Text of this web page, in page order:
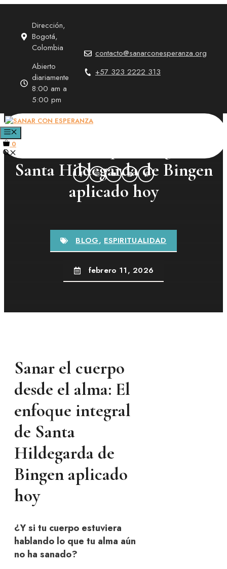
contenido
Dirección,
Bogotá,
Colombia
Abierto
diariamente
8:00 am a
5:00 pm
contacto@sanarconesperanza.org
+57 323 2222 313
0
Sanar el cuerpo desde el
alma: El enfoque integral de
Santa Hildegarda de Bingen
aplicado hoy
BLOG,ESPIRITUALIDAD
febrero 11, 2026
Sanar el cuerpo
desde el alma: El
enfoque integral
de Santa
Hildegarda de
Bingen aplicado
hoy
¿Y si tu cuerpo estuviera
hablando lo que tu alma aún
no ha sanado?